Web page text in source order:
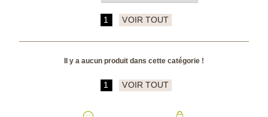
1 VOIR TOUT
Il y a aucun produit dans cette catégorie !
1 VOIR TOUT